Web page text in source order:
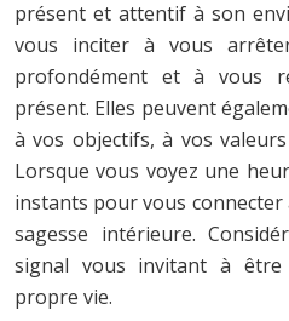
présent et attentif à son
vous inciter à vous
profondément et à vous
présent. Elles peuvent
à vos objectifs, à vos
Lorsque vous voyez une
instants pour vous
sagesse intérieure.
signal vous invitant à
propre vie.